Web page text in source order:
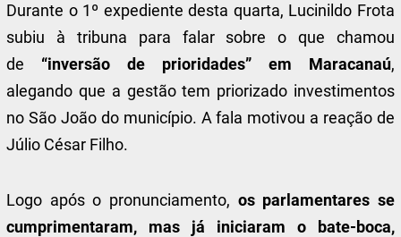
Durante o 1º expediente desta quarta, Lucinildo Frota
subiu à tribuna para falar sobre o que chamou
de “inversão de prioridades” em Maracanaú,
alegando que a gestão tem priorizado investimentos
no São João do município. A fala motivou a reação de
Júlio César Filho.
Logo após o pronunciamento, os parlamentares se
cumprimentaram, mas já iniciaram o bate-boca,